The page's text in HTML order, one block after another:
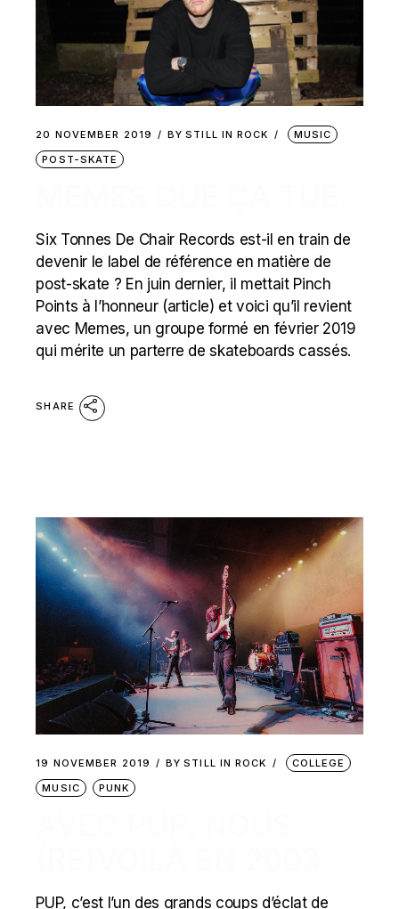
20 NOVEMBER 2019 BY STILL IN ROCK
MUSIC
POST-SKATE
Six Tonnes De Chair Records est-il en train de
devenir le label de référence en matière de
post-skate ? En juin dernier, il mettait Pinch
Points à l’honneur (article) et voici qu’il revient
avec Memes, un groupe formé en février 2019
qui mérite un parterre de skateboards cassés.
SHARE
19 NOVEMBER 2019 BY STILL IN ROCK
COLLEGE
MUSIC
PUNK
PUP, c’est l’un des grands coups d’éclat de